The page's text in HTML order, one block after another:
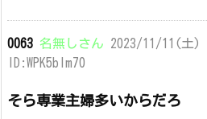
0063 名無しさん 2023/11/11(土)
ID:WPK5blm70
そら専業主婦多いからだろ